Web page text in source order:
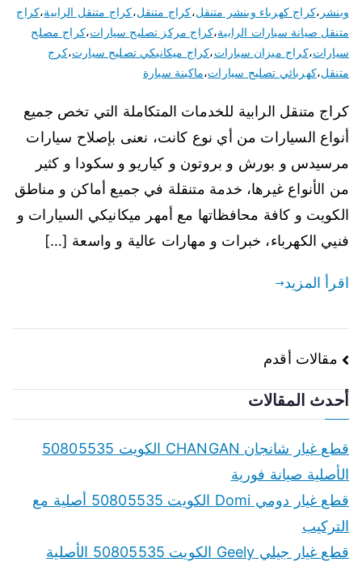
وبنشر ،كراج كهرباء وبنشر متنقل،كراج متنقل،كراج متنقل الرابية،كراج
متنقل صيانة سيارات الرابية،كراج مركز تصليح سيارات،كراج مصلح
سيارات،كراج ميزان سيارات،كراج ميكانيكي تصليح سيارت،كرج
متنقل،كهربائي تصليح سيارات،ماكينة سيارة
كراج متنقل الرابية للخدمات المتكاملة التي تخص جميع
أنواع السيارات من أي نوع كانت، نعنى بإصلاح سيارات
مرسيدس و بورش و بروتون و كياريو و سكودا و كثير
من الأنواع غيرها، خدمة متنقلة في جميع أماكن و مناطق
الكويت و كافة محافظاتها مع أمهر ميكانيكي السيارات و
فنيي الكهرباء، خبرات و مهارات عالية و واسعة […]
اقرأ المزيد
تصفّح
المقالات
مقالات أقدم
أحدث المقالات
قطع غيار شانجان CHANGAN الكويت 50805535
الأصلية صيانة فورية
قطع غيار دومي Domi الكويت 50805535 أصلية مع
التركيب
قطع غيار جيلي Geely الكويت 50805535 الأصلية